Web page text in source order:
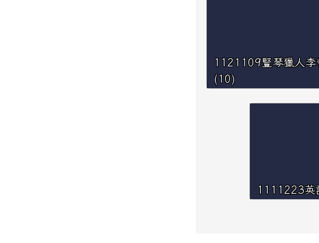
1121109豎琴獵人李
(10)
1111223英